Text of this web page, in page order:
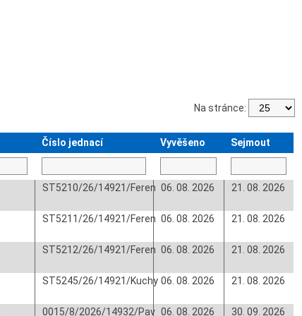
Na stránce:
Číslo jednací Vyvěšeno Sejmout
ST5210/26/14921/Feren 06. 08. 2026 21. 08. 2026
ST5211/26/14921/Feren 06. 08. 2026 21. 08. 2026
ST5212/26/14921/Feren 06. 08. 2026 21. 08. 2026
ST5245/26/14921/Kuchy 06. 08. 2026 21. 08. 2026
0015/8/2026/14932/Pav 06. 08. 2026 30. 09. 2026